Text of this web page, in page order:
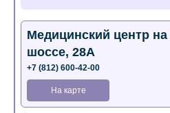
Медицинский центр
шоссе, 28А
+7 (812) 600-42-00
На карте